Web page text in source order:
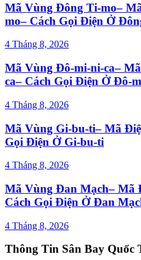
Mã Vùng Đông Ti-mo–
mo– Cách Gọi Điện Ở
4 Tháng 8, 2026
Mã Vùng Đô-mi-ni-ca–
ca– Cách Gọi Điện Ở Đô-
4 Tháng 8, 2026
Mã Vùng Gi-bu-ti– Mã
Gọi Điện Ở Gi-bu-ti
4 Tháng 8, 2026
Mã Vùng Đan Mạch– Mã
Cách Gọi Điện Ở Đan
4 Tháng 8, 2026
Thông Tin Sân Bay Quốc